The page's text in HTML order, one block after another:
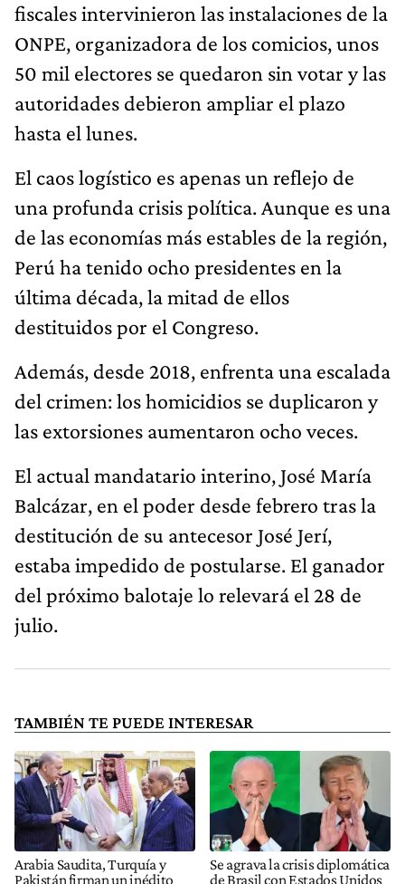
fiscales intervinieron las instalaciones de la
ONPE, organizadora de los comicios, unos
50 mil electores se quedaron sin votar y las
autoridades debieron ampliar el plazo
hasta el lunes.
El caos logístico es apenas un reflejo de
una profunda crisis política. Aunque es una
de las economías más estables de la región,
Perú ha tenido ocho presidentes en la
última década, la mitad de ellos
destituidos por el Congreso.
Además, desde 2018, enfrenta una escalada
del crimen: los homicidios se duplicaron y
las extorsiones aumentaron ocho veces.
El actual mandatario interino, José María
Balcázar, en el poder desde febrero tras la
destitución de su antecesor José Jerí,
estaba impedido de postularse. El ganador
del próximo balotaje lo relevará el 28 de
julio.
TAMBIÉN TE PUEDE INTERESAR
Arabia Saudita, Turquía y
Pakistán firman un inédito
Se agrava la crisis diplomática
de Brasil con Estados Unidos